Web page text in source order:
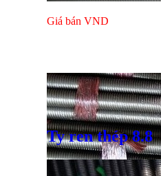
Giá bán VND
Ty ren thép 8.8